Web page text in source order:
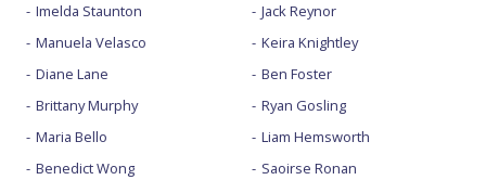
Imelda Staunton
Manuela Velasco
Diane Lane
Brittany Murphy
Maria Bello
Benedict Wong
Jack Reynor
Keira Knightley
Ben Foster
Ryan Gosling
Liam Hemsworth
Saoirse Ronan